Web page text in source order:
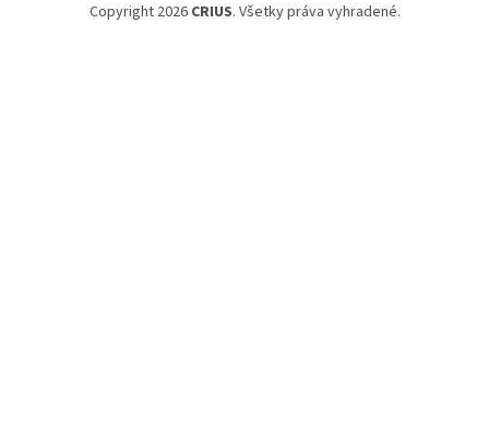
Copyright 2026 CRIUS. Všetky práva vyhradené.